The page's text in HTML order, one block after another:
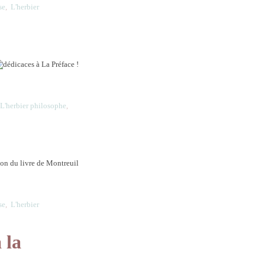
, L'herbier
L'herbier philosophe,
, L'herbier
la